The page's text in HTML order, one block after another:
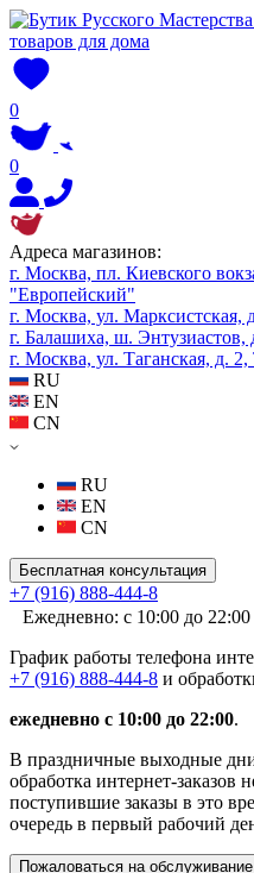
0
0
Адреса магазинов:
г. Москва, пл. Киевского
"Европейский"
г. Москва, ул. Марксистская,
г. Балашиха, ш. Энтузиастов,
г. Москва, ул. Таганская, д.
RU
EN
CN
RU
EN
CN
Бесплатная консультация
+7 (916) 888-444-8
Ежедневно: с 10:00 до 22:00
График работы телефона
+7 (916) 888-444-8 и
ежедневно с 10:00 до 22:00.
В праздничные выходные
обработка интернет-заказов
поступившие заказы в это
очередь в первый рабочий
Пожаловаться на обслуживание